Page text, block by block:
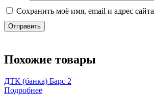
Сохранить моё имя, email и адрес
Похожие товары
ДТК (банка) Барс 2
Подробнее